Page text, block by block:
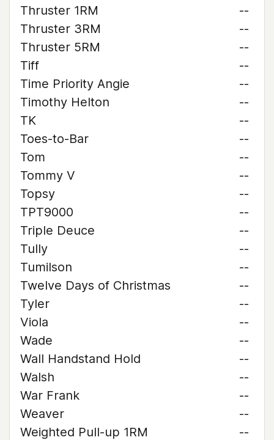
Thruster 1RM
--
Thruster 3RM
--
Thruster 5RM
--
Tiff
--
Time Priority Angie
--
Timothy Helton
--
TK
--
Toes-to-Bar
--
Tom
--
Tommy V
--
Topsy
--
TPT9000
--
Triple Deuce
--
Tully
--
Tumilson
--
Twelve Days of Christmas
--
Tyler
--
Viola
--
Wade
--
Wall Handstand Hold
--
Walsh
--
War Frank
--
Weaver
--
Weighted Pull-up 1RM
--